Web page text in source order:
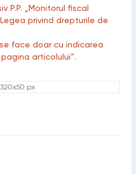
P.P. „Monitorul fiscal
privind drepturile de
face doar cu indicarea
pagina articolului”.
px